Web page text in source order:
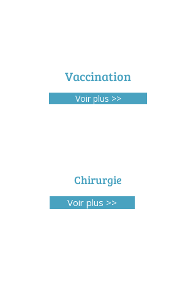
Vaccination
Voir plus >>
Chirurgie
Voir plus >>